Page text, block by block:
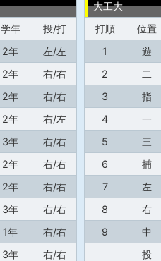
学年
投/打
2年
左/左
2年
右/右
2年
右/右
2年
右/左
3年
右/右
2年
右/右
2年
右/右
3年
右/右
1年
右/右
3年 右/右
大工大
打順
位置
1
遊
2
二
3
指
4
一
5
三
6
捕
7
左
8
右
9
中
投